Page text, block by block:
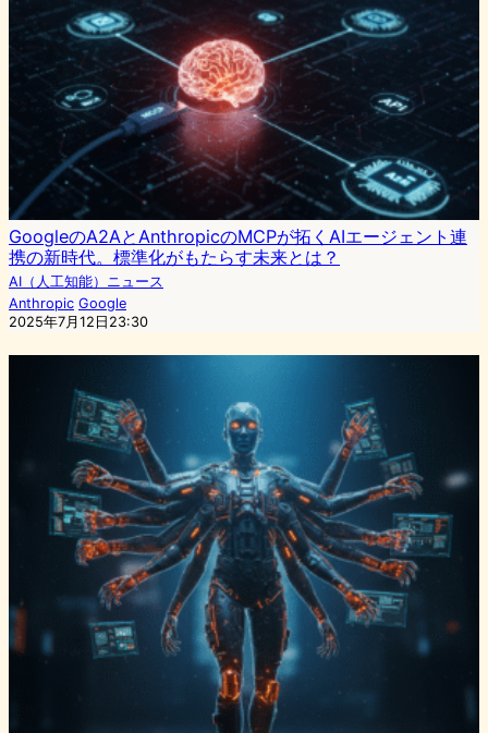
GoogleのA2AとAnthropicのMCPが拓くAIエージェント連
携の新時代。標準化がもたらす未来とは？
AI（人工知能）ニュース
Anthropic Google
2025年7月12日23:30